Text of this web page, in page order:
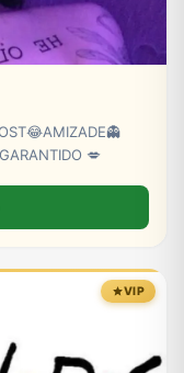
Shitpost
💋
VIP